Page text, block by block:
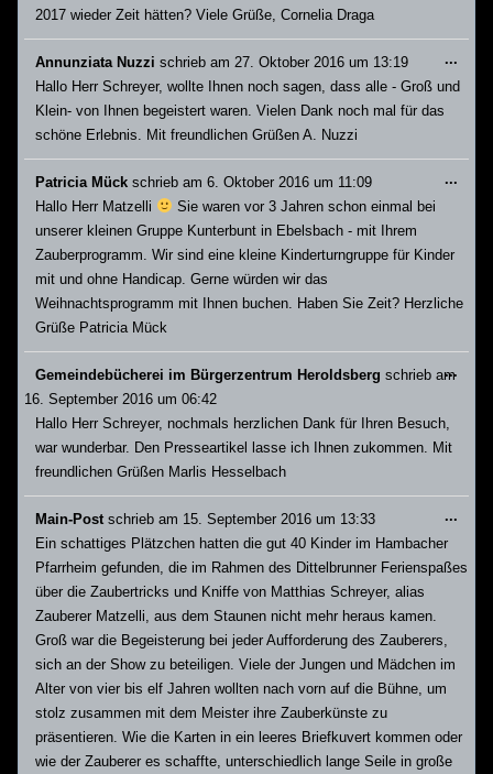
2017 wieder Zeit hätten? Viele Grüße, Cornelia Draga
Annunziata Nuzzischrieb am 27. Oktober 2016 um 13:19
Hallo Herr Schreyer, wollte Ihnen noch sagen, dass alle - Groß und
Klein- von Ihnen begeistert waren. Vielen Dank noch mal für das
schöne Erlebnis. Mit freundlichen Grüßen A. Nuzzi
...
ein-/
Patricia Mückschrieb am 6. Oktober 2016 um 11:09
Hallo Herr Matzelli
Sie waren vor 3 Jahren schon einmal bei
unserer kleinen Gruppe Kunterbunt in Ebelsbach - mit Ihrem
Zauberprogramm. Wir sind eine kleine Kinderturngruppe für Kinder
mit und ohne Handicap. Gerne würden wir das
Weihnachtsprogramm mit Ihnen buchen. Haben Sie Zeit? Herzliche
Grüße Patricia Mück
...
Gemeindebücherei im Bürgerzentrum Heroldsbergschrieb am
16. September 2016 um 06:42
Hallo Herr Schreyer, nochmals herzlichen Dank für Ihren Besuch,
war wunderbar. Den Presseartikel lasse ich Ihnen zukommen. Mit
freundlichen Grüßen Marlis Hesselbach
...
Main-Postschrieb am 15. September 2016 um 13:33
Ein schattiges Plätzchen hatten die gut 40 Kinder im Hambacher
Pfarrheim gefunden, die im Rahmen des Dittelbrunner Ferienspaßes
über die Zaubertricks und Kniffe von Matthias Schreyer, alias
Zauberer Matzelli, aus dem Staunen nicht mehr heraus kamen.
Groß war die Begeisterung bei jeder Aufforderung des Zauberers,
sich an der Show zu beteiligen. Viele der Jungen und Mädchen im
Alter von vier bis elf Jahren wollten nach vorn auf die Bühne, um
stolz zusammen mit dem Meister ihre Zauberkünste zu
präsentieren. Wie die Karten in ein leeres Briefkuvert kommen oder
wie der Zauberer es schaffte, unterschiedlich lange Seile in große
...